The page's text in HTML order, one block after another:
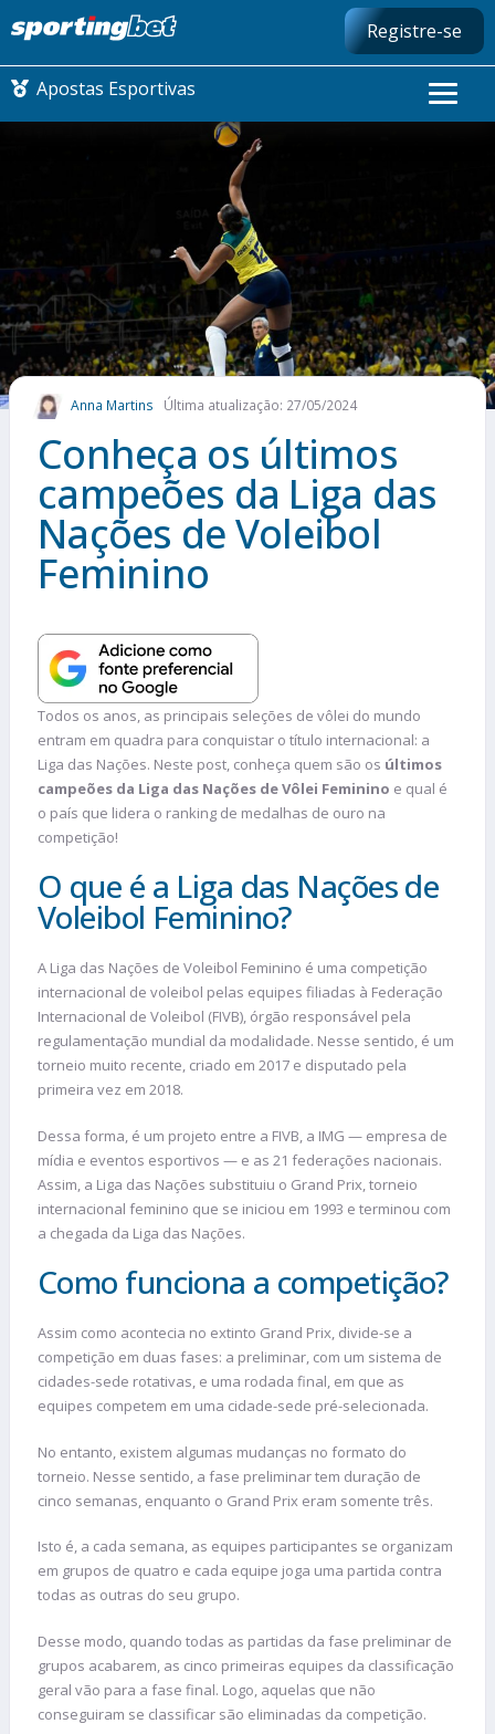
Registre-se
Apostas Esportivas
CONMEBOL LIBERTADORES
FUTEBOL NACIONAL
FUTEBOL INTERNACIONAL
COMO APOSTAR
MAIS ESPORTES
Anna Martins Última atualização: 27/05/2024
Conheça os últimos
campeões da Liga das
Nações de Voleibol
Feminino
Todos os anos, as principais seleções de vôlei do mundo
entram em quadra para conquistar o título internacional: a
Liga das Nações. Neste post, conheça quem são os últimos
campeões da Liga das Nações de Vôlei Feminino e qual é
o país que lidera o ranking de medalhas de ouro na
competição!
O que é a Liga das Nações de
Voleibol Feminino?
A Liga das Nações de Voleibol Feminino é uma competição
internacional de voleibol pelas equipes filiadas à Federação
Internacional de Voleibol (FIVB), órgão responsável pela
regulamentação mundial da modalidade. Nesse sentido, é um
torneio muito recente, criado em 2017 e disputado pela
primeira vez em 2018.
Dessa forma, é um projeto entre a FIVB, a IMG — empresa de
mídia e eventos esportivos — e as 21 federações nacionais.
Assim, a Liga das Nações substituiu o Grand Prix, torneio
internacional feminino que se iniciou em 1993 e terminou com
a chegada da Liga das Nações.
Como funciona a competição?
Assim como acontecia no extinto Grand Prix, divide-se a
competição em duas fases: a preliminar, com um sistema de
cidades-sede rotativas, e uma rodada final, em que as
equipes competem em uma cidade-sede pré-selecionada.
No entanto, existem algumas mudanças no formato do
torneio. Nesse sentido, a fase preliminar tem duração de
cinco semanas, enquanto o Grand Prix eram somente três.
Isto é, a cada semana, as equipes participantes se organizam
em grupos de quatro e cada equipe joga uma partida contra
todas as outras do seu grupo.
Desse modo, quando todas as partidas da fase preliminar de
grupos acabarem, as cinco primeiras equipes da classificação
geral vão para a fase final. Logo, aquelas que não
conseguiram se classificar são eliminadas da competição.